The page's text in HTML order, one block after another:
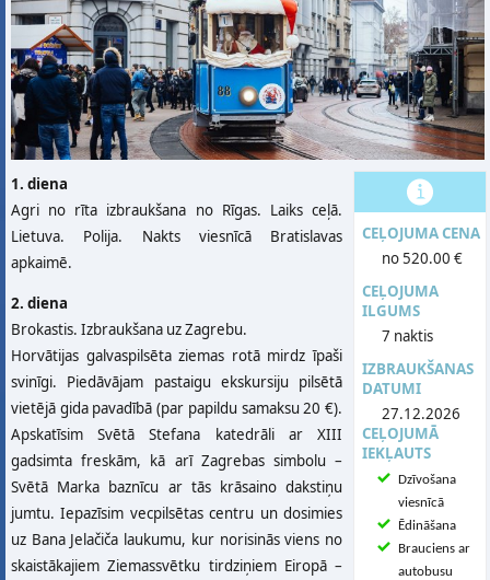
CEĻOJUMA CENA
no 520.00 €
CEĻOJUMA
ILGUMS
7 naktis
IZBRAUKŠANAS
DATUMI
27.12.2026
CEĻOJUMĀ
IEKĻAUTS
Dzīvošana
viesnīcā
Ēdināšana
Brauciens ar
autobusu
1. diena
Agri no rīta izbraukšana no Rīgas. Laiks ceļā.
Lietuva. Polija. Nakts viesnīcā Bratislavas
apkaimē.
2. diena
Brokastis. Izbraukšana uz Zagrebu.
Horvātijas galvaspilsēta ziemas rotā mirdz īpaši
svinīgi. Piedāvājam pastaigu ekskursiju pilsētā
vietējā gida pavadībā (par papildu samaksu 20 €).
Apskatīsim Svētā Stefana katedrāli ar XIII
gadsimta freskām, kā arī Zagrebas simbolu –
Svētā Marka baznīcu ar tās krāsaino dakstiņu
jumtu. Iepazīsim vecpilsētas centru un dosimies
uz Bana Jelačiča laukumu, kur norisinās viens no
skaistākajiem Ziemassvētku tirdziņiem Eiropā –